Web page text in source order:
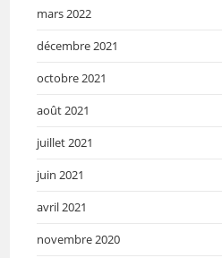
mars 2022
décembre 2021
octobre 2021
août 2021
juillet 2021
juin 2021
avril 2021
novembre 2020